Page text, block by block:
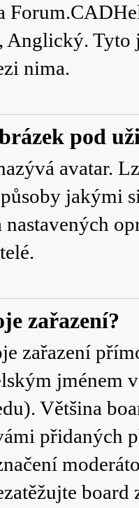
Anglický.
nima.
pod
avatar.
jakými
zařazení?
zařazení
jménem
Většina
přidaných